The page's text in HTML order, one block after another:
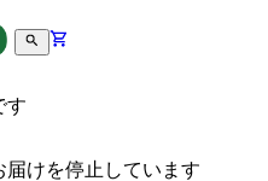
す
けを停止しています